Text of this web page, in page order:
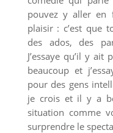
pouvez y aller en
plaisir : c’est que
des ados, des
J’essaye qu’il y
beaucoup et
pour des gens
je crois et il y a
situation comme
surprendre le